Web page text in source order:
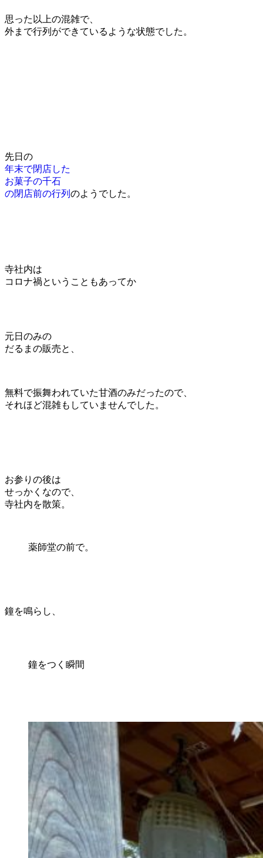
思った以上の混雑で、
外まで行列ができているような状態でした。
先日の
年末で閉店した
お菓子の千石
の閉店前の行列 のようでした。
寺社内は
コロナ禍ということもあってか
元日のみの
だるまの販売と、
無料で振舞われていた甘酒のみだったので、
それほど混雑もしていませんでした。
お参りの後は
せっかくなので、
寺社内を散策。
薬師堂の前で。
鐘を鳴らし、
鐘をつく瞬間